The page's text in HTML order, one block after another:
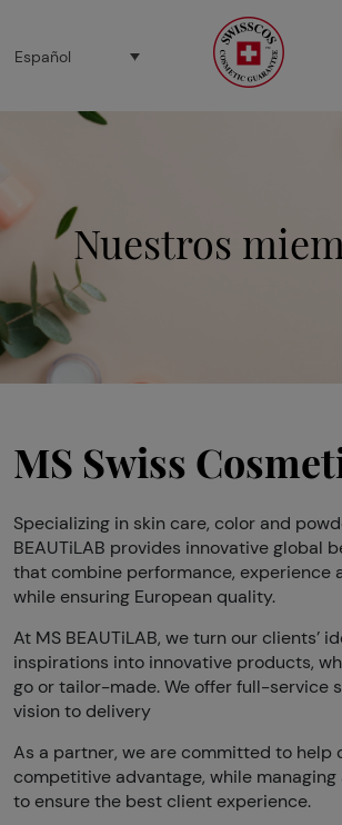
Español
Nuestros
MS Swiss
Specializing in skin care, color and
BEAUTiLAB provides innovative global
that combine performance, experience
while ensuring European quality.
At MS BEAUTiLAB, we turn our clients’
inspirations into innovative products,
go or tailor-made. We offer full-service
vision to delivery
As a partner, we are committed to help
competitive advantage, while
to ensure the best client experience.